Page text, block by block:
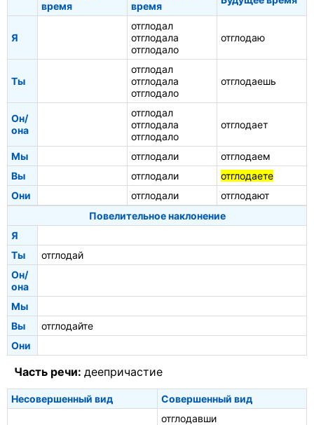
время
время
Я
отглодал
отглодала
отглодало
отглодаю
Ты
отглодал
отглодала
отглодало
отглодаешь
Он/
она
отглодал
отглодала
отглодало
отглодает
Мы отглодали
отглодаем
Вы
отглодали
отглодаете
Они
отглодали
отглодают
Повелительное наклонение
Я
Ты
отглодай
Он/
она
Мы
Вы
отглодайте
Они
Часть речи: деепричастие
Несовершенный вид
Совершенный вид
отглодавши